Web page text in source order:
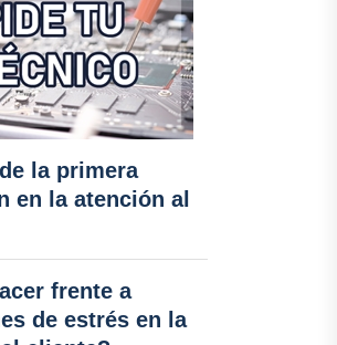
la primera
en la atención al
frente a
de estrés en la